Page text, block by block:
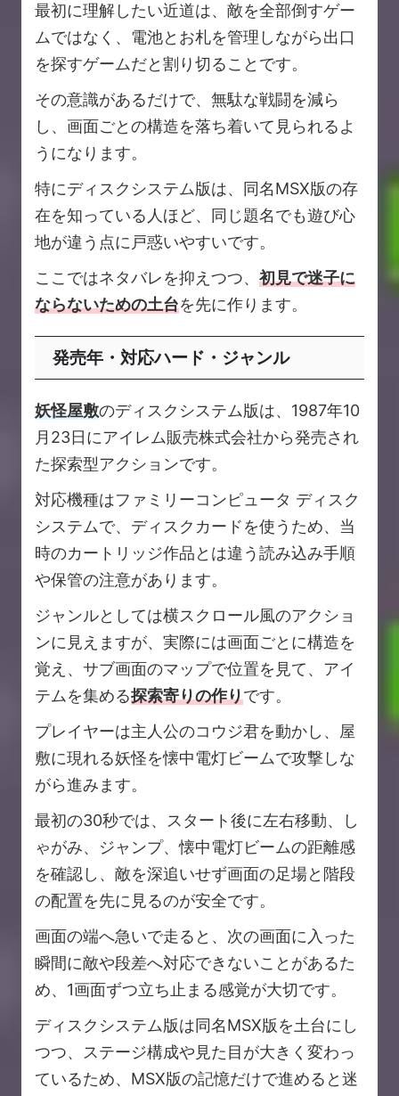
最初に理解したい近道は、敵を全部倒すゲー
ムではなく、電池とお札を管理しながら出口
を探すゲームだと割り切ることです。
その意識があるだけで、無駄な戦闘を減ら
し、画面ごとの構造を落ち着いて見られるよ
うになります。
特にディスクシステム版は、同名MSX版の存
在を知っている人ほど、同じ題名でも遊び心
地が違う点に戸惑いやすいです。
ここではネタバレを抑えつつ、 初見で迷子に
ならないための土台を先に作ります。
発売年・対応ハード・ジャンル
妖怪屋敷のディスクシステム版は、1987年10
月23日にアイレム販売株式会社から発売され
た探索型アクションです。
対応機種はファミリーコンピュータ ディスク
システムで、ディスクカードを使うため、当
時のカートリッジ作品とは違う読み込み手順
や保管の注意があります。
ジャンルとしては横スクロール風のアクショ
ンに見えますが、実際には画面ごとに構造を
覚え、サブ画面のマップで位置を見て、アイ
テムを集める探索寄りの作りです。
プレイヤーは主人公のコウジ君を動かし、屋
敷に現れる妖怪を懐中電灯ビームで攻撃しな
がら進みます。
最初の30秒では、スタート後に左右移動、し
ゃがみ、ジャンプ、懐中電灯ビームの距離感
を確認し、敵を深追いせず画面の足場と階段
の配置を先に見るのが安全です。
画面の端へ急いで走ると、次の画面に入った
瞬間に敵や段差へ対応できないことがあるた
め、1画面ずつ立ち止まる感覚が大切です。
ディスクシステム版は同名MSX版を土台にし
つつ、ステージ構成や見た目が大きく変わっ
ているため、MSX版の記憶だけで進めると迷